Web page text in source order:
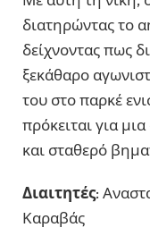
διατηρώντας το
δείχνοντας πως
ξεκάθαρο
του στο παρκέ
πρόκειται για
και σταθερό
Διαιτητές:
Καραβάς